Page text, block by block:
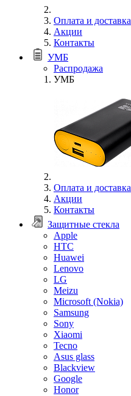
Оплата и доставка
Акции
Контакты
УМБ
Распродажа
УМБ
Оплата и доставка
Акции
Контакты
Защитные стекла
Apple
HTC
Huawei
Lenovo
LG
Meizu
Microsoft (Nokia)
Samsung
Sony
Xiaomi
Tecno
Asus glass
Blackview
Google
Honor